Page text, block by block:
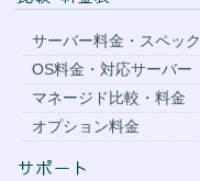
サーバー料金・スペック
OS料金・対応サーバー
マネージド比較・料金
オプション料金